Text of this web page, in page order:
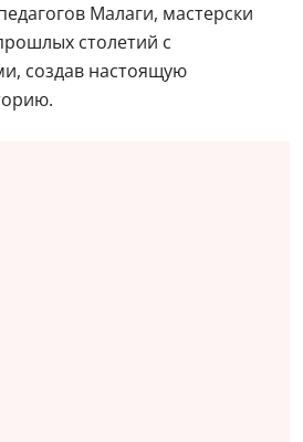
Малаги, мастерски
столетий с
создав настоящую